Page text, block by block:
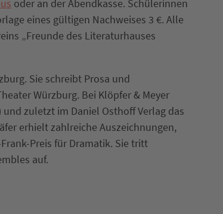
oder an der Abendkasse. Schülerinnen
eines gültigen Nachweises 3 €. Alle
„Freunde des Literaturhauses
Sie schreibt Prosa und
Würzburg. Bei Klöpfer & Meyer
zuletzt im Daniel Osthoff Verlag das
erhielt zahlreiche Auszeichnungen,
Preis für Dramatik. Sie tritt
auf.